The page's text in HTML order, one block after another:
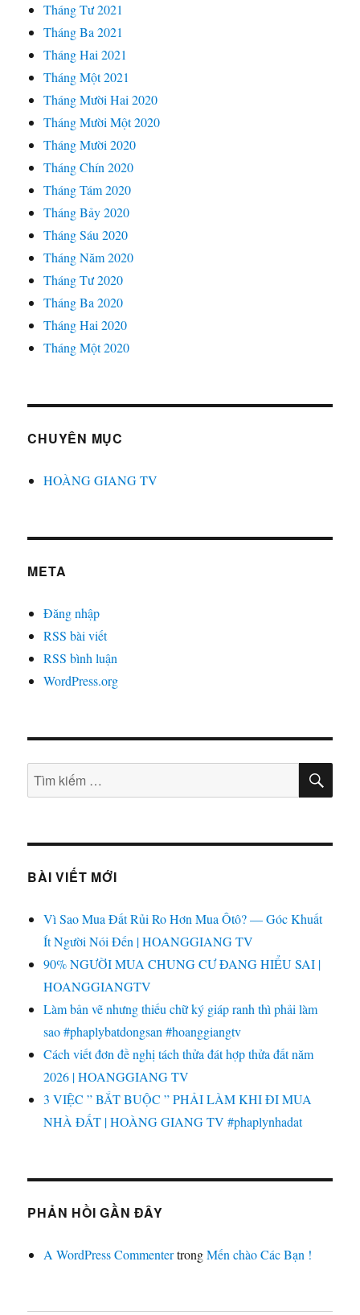
Tháng Tư 2021
Tháng Ba 2021
Tháng Hai 2021
Tháng Một 2021
Tháng Mười Hai 2020
Tháng Mười Một 2020
Tháng Mười 2020
Tháng Chín 2020
Tháng Tám 2020
Tháng Bảy 2020
Tháng Sáu 2020
Tháng Năm 2020
Tháng Tư 2020
Tháng Ba 2020
Tháng Hai 2020
Tháng Một 2020
CHUYÊN MỤC
HOÀNG GIANG TV
META
Đăng nhập
RSS bài viết
RSS bình luận
WordPress.org
Tìm
kiếm:
TÌM
BÀI VIẾT MỚI
Vì Sao Mua Đất Rủi Ro Hơn Mua Ôtô? — Góc Khuất
Ít Người Nói Đến | HOANGGIANG TV
90% NGƯỜI MUA CHUNG CƯ ĐANG HIỂU SAI |
HOANGGIANGTV
Làm bản vẽ nhưng thiếu chữ ký giáp ranh thì phải làm
sao #phaplybatdongsan #hoanggiangtv
Cách viết đơn đề nghị tách thửa đát hợp thửa đất năm
2026 | HOANGGIANG TV
3 VIỆC ” BẮT BUỘC ” PHẢI LÀM KHI ĐI MUA
NHÀ ĐẤT | HOÀNG GIANG TV #phaplynhadat
PHẢN HỒI GẦN ĐÂY
A WordPress CommentertrongMến chào Các Bạn !